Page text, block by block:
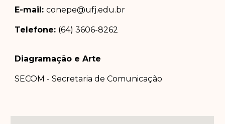
E-mail:conepe@ufj.edu.br
Telefone: (64) 3606-8262
Diagramação e Arte
SECOM - Secretaria de Comunicação